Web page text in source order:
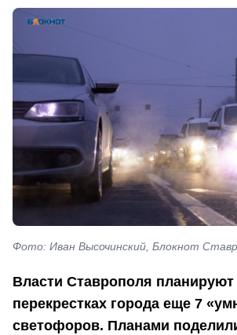
Фото: Иван Высочинский, Блокнот
Власти Ставрополя планируют
перекрестках города еще 7
светофоров. Планами